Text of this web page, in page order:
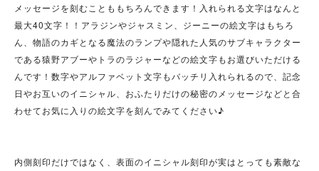
メッセージを刻むことももちろんできます！入れられる文字はなんと
最大40文字！！アラジンやジャスミン、ジーニーの絵文字はもちろ
ん、物語のカギとなる魔法のランプや隠れた人気のサブキャラクター
である猿野アブーやトラのラジャーなどの絵文字もお選びいただける
んです！数字やアルファベット文字もバッチリ入れられるので、記念
日やお互いのイニシャル、おふたりだけの秘密のメッセージなどと合
わせてお気に入りの絵文字を刻んでみてください♪
内側刻印だけではなく、表面のイニシャル刻印が実はとっても素敵な